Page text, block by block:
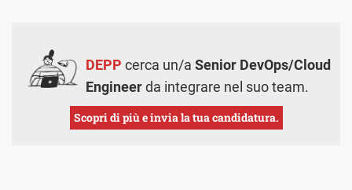
DEPP cerca un/a Senior DevOps/Cloud
Engineerda integrare nel suo team.
Scopri di più e invia la tua candidatura.